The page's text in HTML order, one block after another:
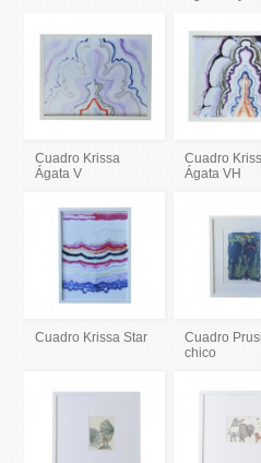
Cuadro Krissa
Ágata V
Cuadro
Ágata VH
Cuadro Krissa Star
Cuadro
chico